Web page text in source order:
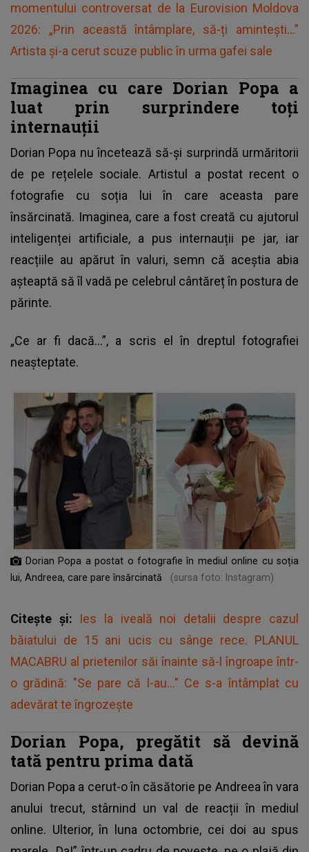
momentului controversat de la Eurovision Moldova
2026: „Prin această întâmplare, să-ți amintești...”
Artista și-a cerut scuze public în urma gafei sale
Imaginea cu care Dorian Popa a
luat prin surprindere toți
internauții
Dorian Popa nu încetează să-și surprindă urmăritorii
de pe rețelele sociale. Artistul a postat recent o
fotografie cu soția lui în care aceasta pare
însărcinată. Imaginea, care a fost creată cu ajutorul
inteligenței artificiale, a pus internauții pe jar, iar
reacțiile au apărut în valuri, semn că aceștia abia
așteaptă să îl vadă pe celebrul cântăreț în postura de
părinte.
„Ce ar fi dacă...”, a scris el în dreptul fotografiei
neașteptate.
Dorian Popa a postat o fotografie în mediul online cu soția
lui, Andreea, care pare însărcinată
(sursa foto: Instagram)
Citește și: Ies la iveală noi detalii despre cazul
băiatului de 15 ani ucis cu sânge rece. PLANUL
MACABRU al prietenilor săi înainte să-l îngroape într-
o grădină: "Se pare că l-au..." Ce s-a întâmplat cu
adevărat te îngrozește
Dorian Popa, pregătit să devină
tată pentru prima dată
Dorian Popa a cerut-o în căsătorie pe Andreea în vara
anului trecut, stârnind un val de reacții în mediul
online. Ulterior, în luna octombrie, cei doi au spus